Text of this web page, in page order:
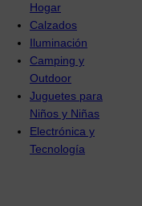
Hogar
Calzados
Iluminación
Camping y
Outdoor
Juguetes para
Niños y Niñas
Electrónica y
Tecnología